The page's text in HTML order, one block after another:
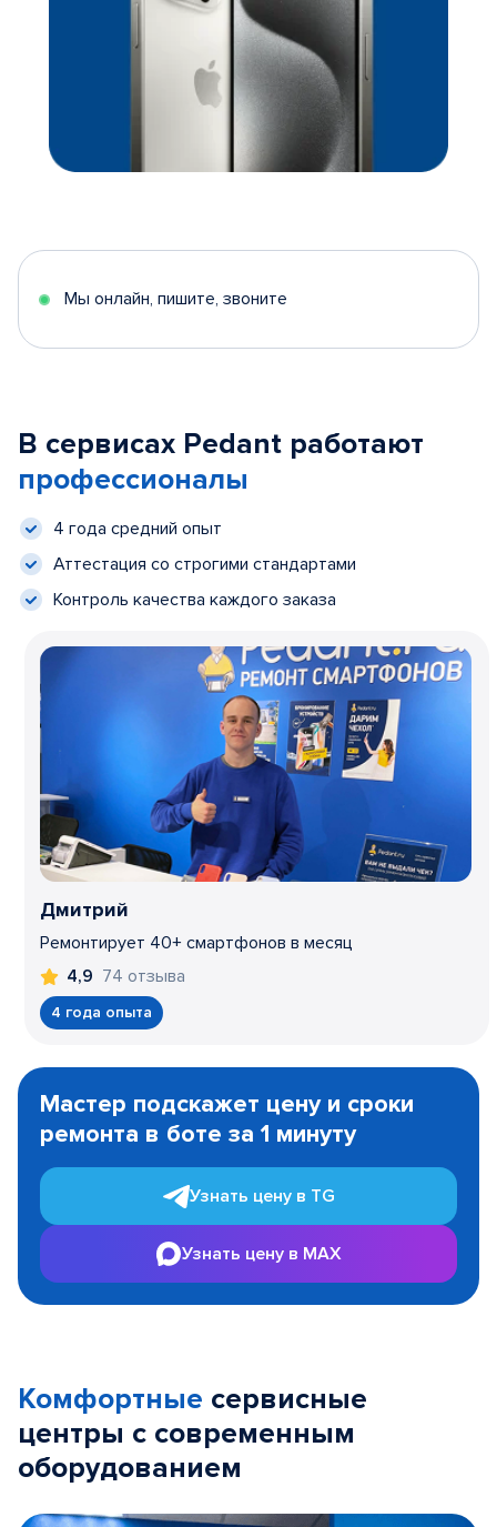
Мы онлайн, пишите, звоните
В сервисах Pedant работают
профессионалы
4 года средний опыт
Аттестация со строгими стандартами
Контроль качества каждого заказа
Дмитрий
Ремонтирует 40+ смартфонов в месяц
4,9 74 отзыва
4 года опыта
1
Мастер подскажет цену и сроки
ремонта в боте за 1 минуту
Узнать цену в TG
Узнать цену в MAX
Комфортные сервисные
центры с современным
оборудованием